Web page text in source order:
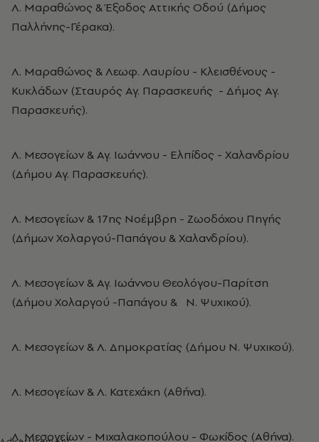
Λ. Μαραθώνος & Έξοδος Αττικής Οδού (Δήμος
Παλλήνης-Γέρακα).
Λ. Μαραθώνος & Λεωφ. Λαυρίου - Κλεισθένους -
Κυκλάδων (Σταυρός Αγ. Παρασκευής - Δήμος Αγ.
Παρασκευής).
Λ. Μεσογείων & Αγ. Ιωάννου - Ελπίδος - Χαλανδρίου
(Δήμου Αγ. Παρασκευής).
Λ. Μεσογείων & 17ης Νοέμβρη - Ζωοδόχου Πηγής
(Δήμων Χολαργού-Παπάγου & Χαλανδρίου).
Λ. Μεσογείων & Αγ. Ιωάννου Θεολόγου-Παρίτση
(Δήμου Χολαργού -Παπάγου & Ν. Ψυχικού).
Λ. Μεσογείων & Λ. Δημοκρατίας (Δήμου Ν. Ψυχικού).
Λ. Μεσογείων & Λ. Κατεχάκη (Αθήνα).
Λ. Μεσογείων - Μιχαλακοπούλου - Φωκίδος (Αθήνα).